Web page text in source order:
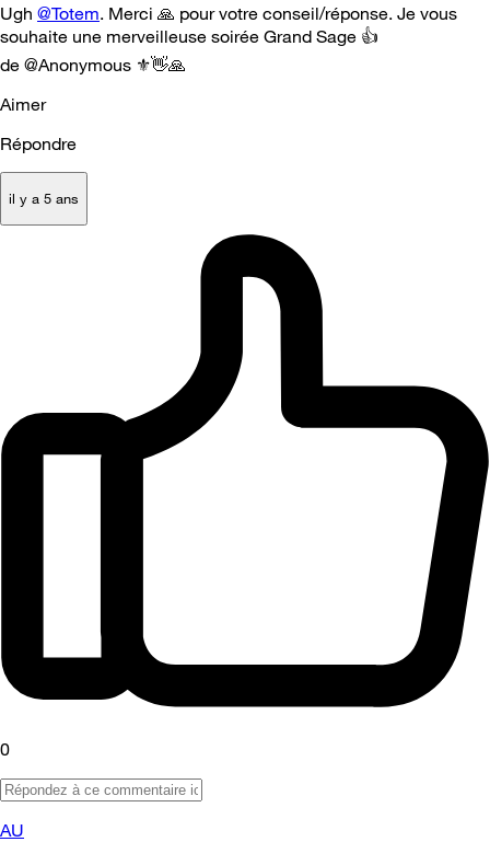
Ugh @Totem. Merci 🙏 pour votre conseil/réponse. Je vous
souhaite une merveilleuse soirée Grand Sage 👍
de @Anonymous ⚜️👋🙏
Aimer
Répondre
il y a 5 ans
0
AU